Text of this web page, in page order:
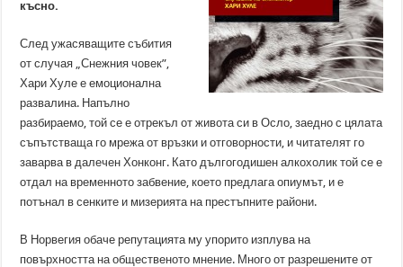
късно.
След ужасяващите събития
от случая „Снежния човек”,
Хари Хуле е емоционална
развалина. Напълно
разбираемо, той се е отрекъл от живота си в Осло, заедно с цялата
съпътстваща го мрежа от връзки и отговорности, и читателят го
заварва в далечен Хонконг. Като дългогодишен алкохолик той се е
отдал на временното забвение, което предлага опиумът, и е
потънал в сенките и мизерията на престъпните райони.
В Норвегия обаче репутацията му упорито изплува на
повърхността на общественото мнение. Много от разрешените от